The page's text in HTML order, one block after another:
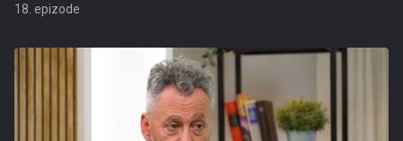
18. epizode